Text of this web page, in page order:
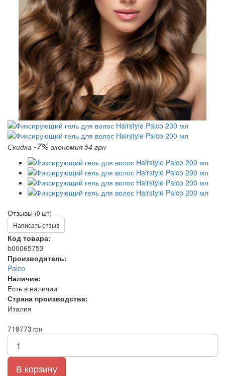
Скидка -7% экономия 54 грн
Отзывы (0 шт)
Написать отзыв
Код товара:
b00065753
Производитель:
Palco
Наличие:
Есть в наличии
Страна производства:
Италия
719773 грн
В корзину